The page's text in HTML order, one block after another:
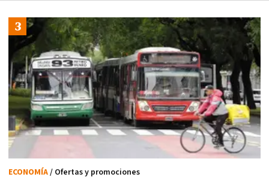
ECONOMÍA/ Ofertas y promociones